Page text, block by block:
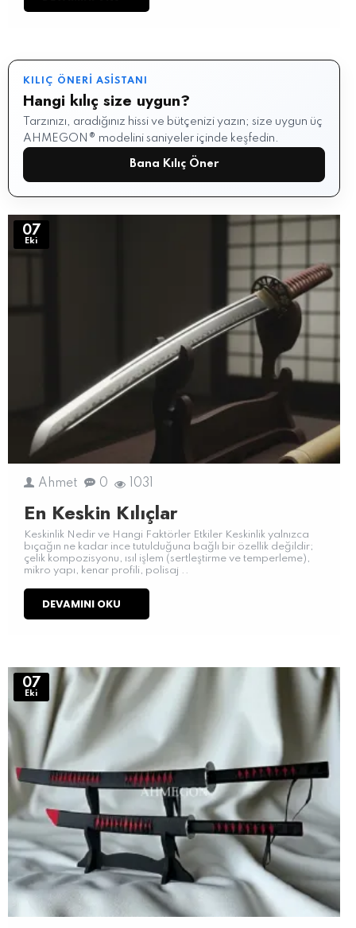
KILIÇ ÖNERI ASISTANI
Hangi kılıç size uygun?
Tarzınızı, aradığınız hissi ve bütçenizi yazın; size uygun üç
AHMEGON® modelini saniyeler içinde keşfedin.
Bana Kılıç Öner
07
Eki
Ahmet 0 1031
En Keskin Kılıçlar
Keskinlik Nedir ve Hangi Faktörler Etkiler Keskinlik yalnızca
bıçağın ne kadar ince tutulduğuna bağlı bir özellik değildir;
çelik kompozisyonu, ısıl işlem (sertleştirme ve temperleme),
mikro yapı, kenar profili, polisaj ..
DEVAMINI OKU
07
Eki